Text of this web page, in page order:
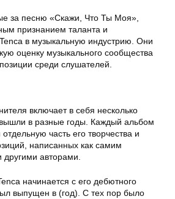
за песню «Скажи, Что Ты Моя»,
признанием таланта и
Tenca в музыкальную индустрию. Они
оценку музыкального сообщества
среди слушателей.
включает в себя несколько
в разные годы. Каждый альбом
часть его творчества и
написанных как самим
другими авторами.
начинается с его дебютного
выпущен в (год). С тех пор было